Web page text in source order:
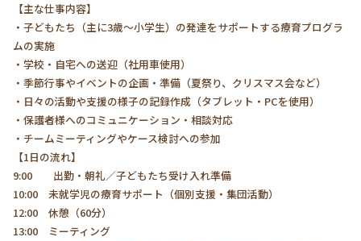
【主な仕事内容】
・子どもたち（主に3歳〜小学生）の発達をサポートする療育プログラ
ムの実施
・学校・自宅への送迎（社用車使用）
・季節行事やイベントの企画・準備（夏祭り、クリスマス会など）
・日々の活動や支援の様子の記録作成（タブレット・PCを使用）
・保護者様へのコミュニケーション・相談対応
・チームミーティングやケース検討への参加
【1日の流れ】
9:00 出勤・朝礼／子どもたち受け入れ準備
10:00 未就学児の療育サポート（個別支援・集団活動）
12:00 休憩（60分）
13:00 ミーティング